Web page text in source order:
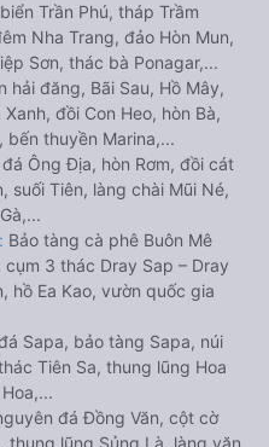
Trần Phú, tháp Trầm
Nha Trang, đảo Hòn Mun,
Sơn, thác bà Ponagar,...
hải đăng, Bãi Sau, Hồ Mây,
đồi Con Heo, hòn Bà,
bến thuyền Marina,...
đá Ông Địa, hòn Rơm, đồi cát
suối Tiên, làng chài Mũi Né,
Bảo tàng cà phê Buôn Mê
3 thác Dray Sap – Dray
hồ Ea Kao, vườn quốc gia
Sapa, bảo tàng Sapa, núi
Tiên Sa, thung lũng Hoa
đá Đồng Văn, cột cờ
thung lũng Sủng Là, làng văn